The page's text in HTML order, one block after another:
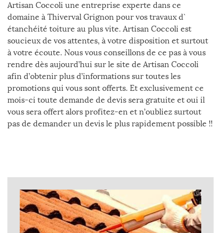
Artisan Coccoli une entreprise experte dans ce
domaine à Thiverval Grignon pour vos travaux d`
étanchéité toiture au plus vite. Artisan Coccoli est
soucieux de vos attentes, à votre disposition et surtout
à votre écoute. Nous vous conseillons de ce pas à vous
rendre dès aujourd’hui sur le site de Artisan Coccoli
afin d’obtenir plus d’informations sur toutes les
promotions qui vous sont offerts. Et exclusivement ce
mois-ci toute demande de devis sera gratuite et oui il
vous sera offert alors profitez-en et n’oubliez surtout
pas de demander un devis le plus rapidement possible !!